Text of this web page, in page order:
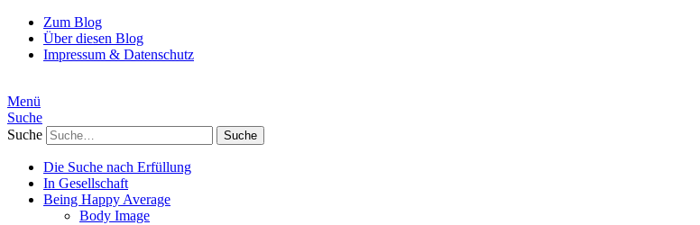
Zum Blog
Über diesen Blog
Impressum & Datenschutz
Menü
Suche
Suche
Die Suche nach Erfüllung
In Gesellschaft
Being Happy Average
Body Image